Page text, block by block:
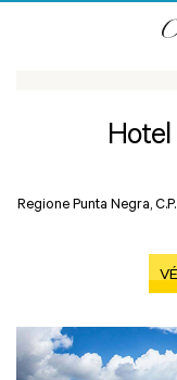
Regione Punta Negra,